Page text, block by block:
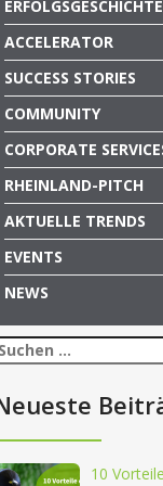
ACCELERATOR
SUCCESS STORIES
COMMUNITY
CORPORATE
RHEINLAND-PITCH
AKTUELLE TRENDS
EVENTS
NEWS
10